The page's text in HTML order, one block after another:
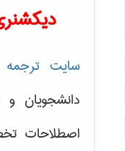
سایت ترجمه
دانشجویان و
اصطلاحات